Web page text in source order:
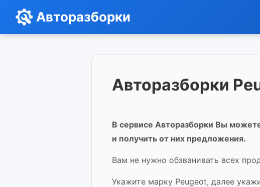
Авторазборки
Авторазборки
В сервисе Авторазборки Вы
и получить от них предложения.
Вам не нужно обзванивать всех
Укажите марку Peugeot, далее